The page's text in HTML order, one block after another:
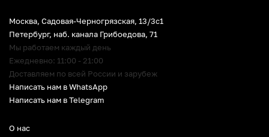
О нас
Москва, Садовая-Черногрязская, 13/3c1
Петербург, наб. канала Грибоедова, 71
Мы работаем каждый день
Ежедневно: 11:00 - 21:00
Доставляем по всей России и зарубеж
Написать нам в WhatsApp
Написать нам в Telegram